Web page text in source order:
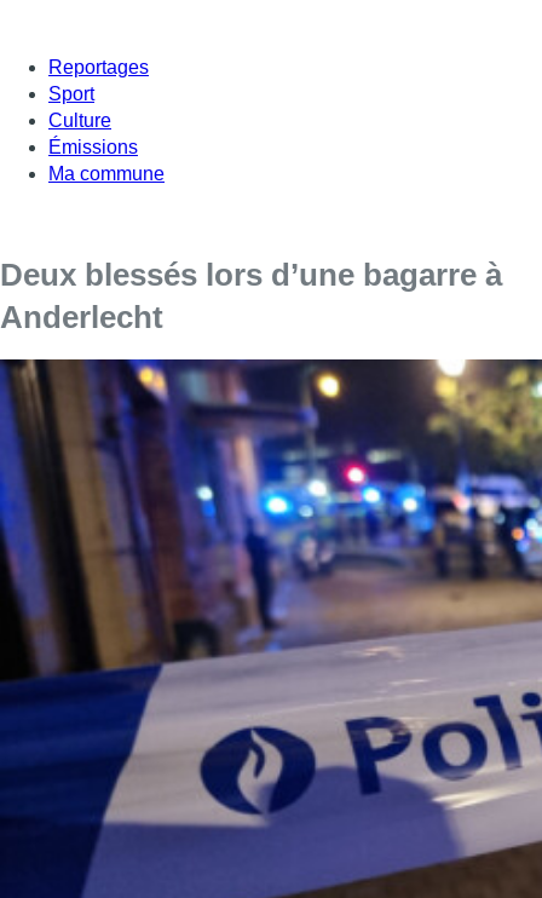
Reportages
Sport
Culture
Émissions
Ma commune
Deux blessés lors d’une bagarre à
Anderlecht